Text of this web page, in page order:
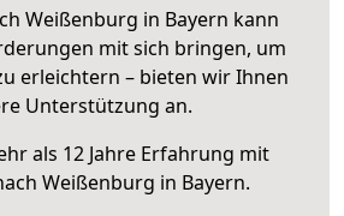
Weißenburg in Bayern kann
mit sich bringen, um
erleichtern – bieten wir Ihnen
Unterstützung an.
als 12 Jahre Erfahrung mit
Weißenburg in Bayern.